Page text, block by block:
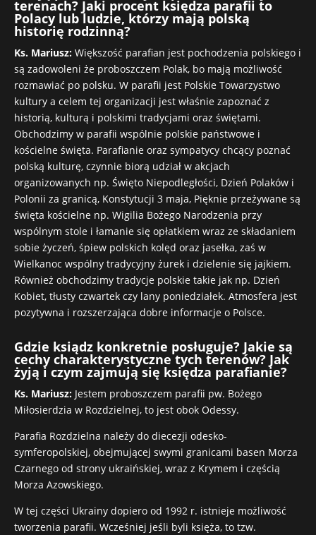
terenach? Jaki procent księdza parafii to
Polacy lub ludzie, którzy mają polską
historię rodzinną?
Ks. Mariusz: Większość parafian jest pochodzenia polskiego i
są zadowoleni że proboszczem Polak, bo mają możliwość
rozmawiać po polsku. W parafii jest Polskie Towarzystwo
kultury a celem tej organizacji jest właśnie zapoznać z
historią, kulturą i polskimi tradycjami oraz świętami.
Obchodzimy w parafii wspólnie polskie państwowe i
kościelne święta. Parafianie oraz sympatycy chcący poznać
polską kulturę, czynnie biorą udział w akcjach
organizowanych np. Święto Niepodległości, Dzień Polaków i
Polonii za granicą, Konstytucji 3 maja, Pięknie przeżywane są
święta kościelne np. Wigilia Bożego Narodzenia przy
wspólnym stole i łamanie się opłatkiem wraz ze składaniem
sobie życzeń, śpiew polskich kolęd oraz jasełka, zaś w
Wielkanoc wspólny tradycyjny żurek i dzielenie się jajkiem.
Również obchodzimy tradycje polskie takie jak np. Dzień
Kobiet, tłusty czwartek czy lany poniedziałek. Atmosfera jest
pozytywna i rozszerzająca dobre informacje o Polsce.
Gdzie ksiądz konkretnie posługuje? Jakie są
cechy charakterystyczne tych terenów? Jak
żyją i czym zajmują się księdza parafianie?
Ks. Mariusz: Jestem proboszczem parafii pw. Bożego
Miłosierdzia w Rozdzielnej, to jest obok Odessy.
Parafia Rozdzielna należy do diecezji odesko-
symferopolskiej, obejmującej swymi granicami basen Morza
Czarnego od strony ukraińskiej, wraz z Krymem i częścią
Morza Azowskiego.
W tej części Ukrainy dopiero od 1992 r. istnieje możliwość
tworzenia parafii. Wcześniej jeśli byli księża, to tzw.